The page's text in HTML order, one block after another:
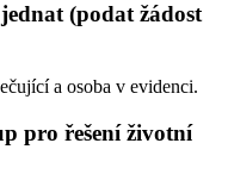
(podat žádost
a osoba v evidenci.
pro řešení životní